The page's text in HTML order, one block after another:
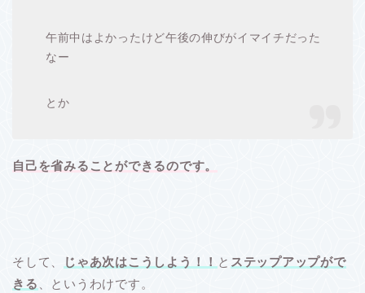
午前中はよかったけど午後の伸びがイマイチだった
なー
とか
自己を省みることができるのです。
そして、 じゃあ次はこうしよう！！ と ステップアップがで
きる 、というわけです。